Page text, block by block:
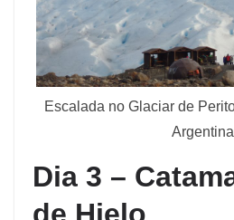
Escalada no Glaciar de
Argentina
Dia 3 –